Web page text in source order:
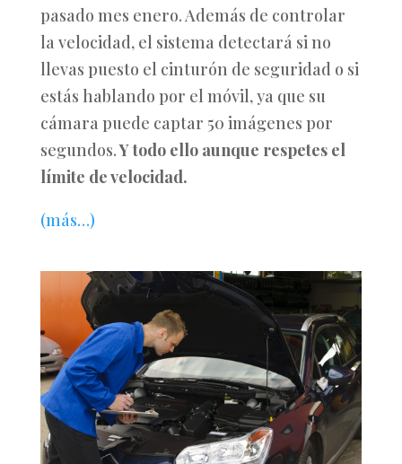
pasado mes enero. Además de controlar
la velocidad, el sistema detectará si no
llevas puesto el cinturón de seguridad o si
estás hablando por el móvil, ya que su
cámara puede captar 50 imágenes por
segundos.Y todo ello aunque respetes el
límite de velocidad.
(más…)